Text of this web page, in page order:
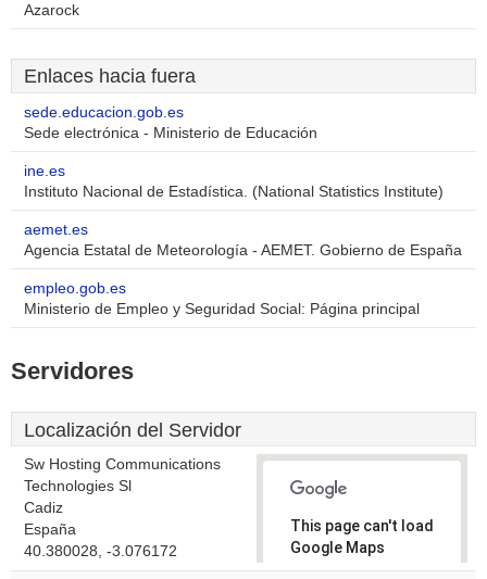
Azarock
Enlaces hacia fuera
sede.educacion.gob.es
Sede electrónica - Ministerio de Educación
ine.es
Instituto Nacional de Estadística. (National Statistics Institute)
aemet.es
Agencia Estatal de Meteorología - AEMET. Gobierno de España
empleo.gob.es
Ministerio de Empleo y Seguridad Social: Página principal
Servidores
Localización del Servidor
Sw Hosting Communications
Technologies Sl
Cadiz
España
40.380028, -3.076172
This page can't load
Google Maps
correctly.